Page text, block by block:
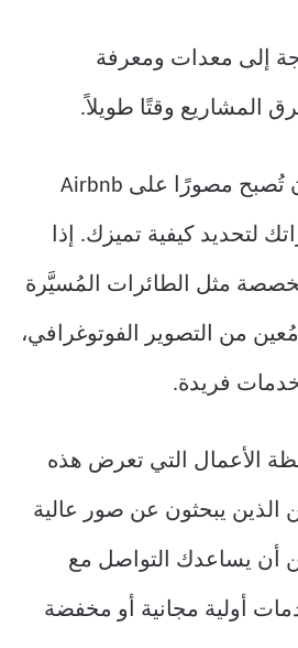
إلى معدات ومعرفة
المشاريع وقتًا طويلاً.
: يبدأ أن تُصبح مصورًا على Airbnb
لتحديد كيفية تميزك. إذا
مثل الطائرات المُسيَّرة
من التصوير الفوتوغرافي،
خدمات فريدة.
الأعمال التي تعرض هذه
الذين يبحثون عن صور عالية
أن يساعدك التواصل مع
أولية مجانية أو مخفضة